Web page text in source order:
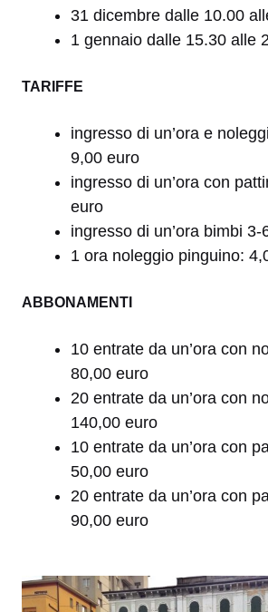
31 dicembre dalle 10.00
1 gennaio dalle 15.30 alle
TARIFFE
ingresso di un’ora e
9,00 euro
ingresso di un’ora con
euro
ingresso di un’ora bimbi
1 ora noleggio pinguino:
ABBONAMENTI
10 entrate da un’ora con
80,00 euro
20 entrate da un’ora con
140,00 euro
10 entrate da un’ora con
50,00 euro
20 entrate da un’ora con
90,00 euro